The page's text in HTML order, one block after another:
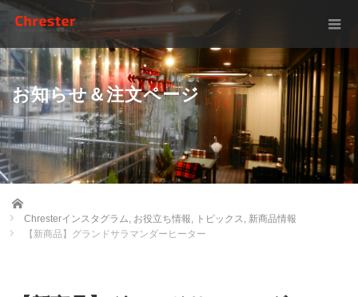
お知らせ＆注文ページ
Home
Chresterインスタグラム, お役立ち情報, トピックス, 新商品情報
【新商品】グランドサラマンダーヒーター